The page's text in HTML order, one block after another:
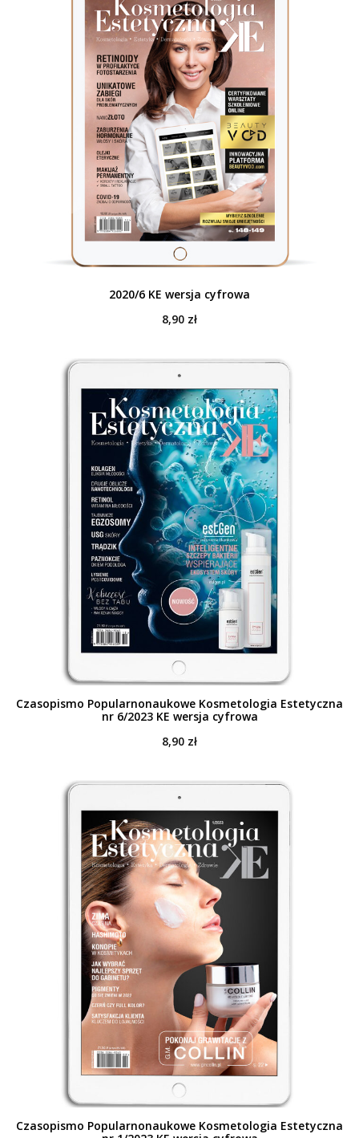
2020/6 KE wersja cyfrowa
8,90 zł
Czasopismo Popularnonaukowe Kosmetologia Estetyczna
nr 6/2023 KE wersja cyfrowa
8,90 zł
Czasopismo Popularnonaukowe Kosmetologia Estetyczna